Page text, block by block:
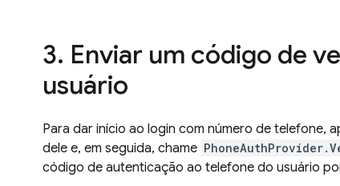
Enviar um código de
usuário
Para dar início ao login com número de telefone,
dele e, em seguida, chame
código de autenticação ao telefone do usuário